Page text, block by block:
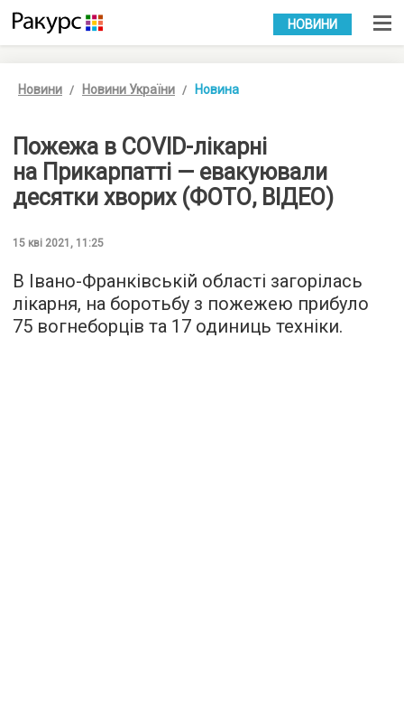
УКР РУС
НОВИНИ
Новини Новини України Новина
Пожежа в COVID-лікарні
на Прикарпатті — евакуювали
десятки хворих (ФОТО, ВІДЕО)
15 кві 2021, 11:25
В Івано-Франківській області загорілась
лікарня, на боротьбу з пожежею прибуло
75 вогнеборців та 17 одиниць техніки.